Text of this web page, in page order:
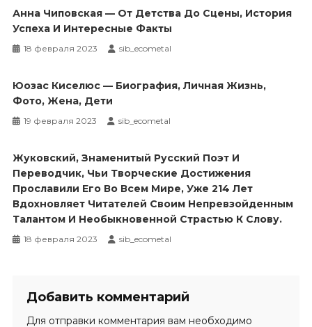
Анна Чиповская — От Детства До Сцены, История
Успеха И Интересные Факты
18 февраля 2023 sib_ecometal
Юозас Киселюс — Биография, Личная Жизнь,
Фото, Жена, Дети
19 февраля 2023 sib_ecometal
Жуковский, Знаменитый Русский Поэт И
Переводчик, Чьи Творческие Достижения
Прославили Его Во Всем Мире, Уже 214 Лет
Вдохновляет Читателей Своим Непревзойденным
Талантом И Необыкновенной Страстью К Слову.
18 февраля 2023 sib_ecometal
Добавить комментарий
Для отправки комментария вам необходимо